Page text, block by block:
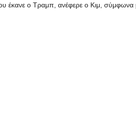
έκανε ο Τραμπ, ανέφερε ο Κιμ, σύμφωνα